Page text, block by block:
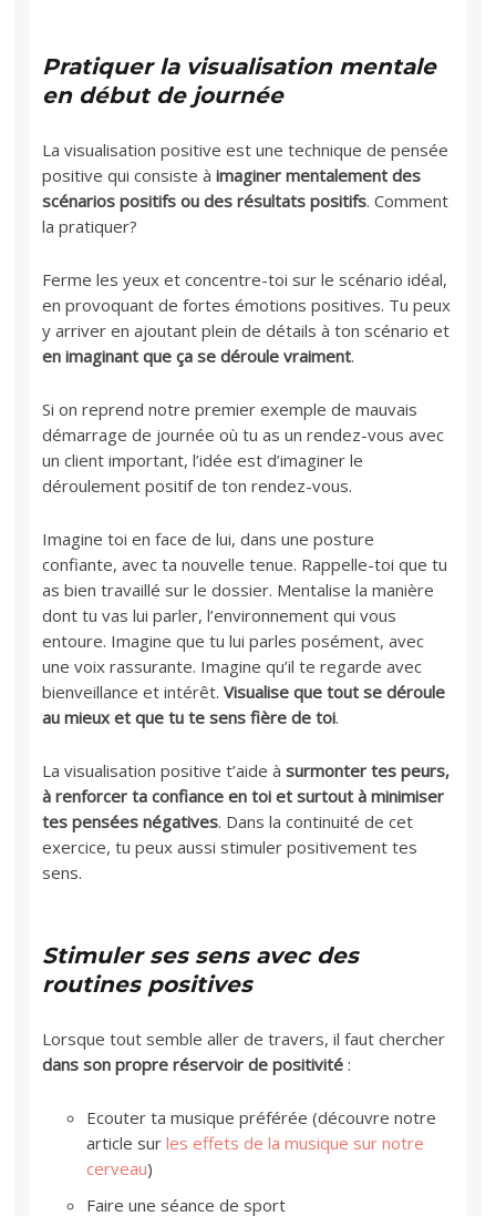
Pratiquer la visualisation mentale
en début de journée
La visualisation positive est une technique de pensée
positive qui consiste àimaginer mentalement des
scénarios positifs ou des résultats positifs. Comment
la pratiquer?
Ferme les yeux et concentre-toi sur le scénario idéal,
en provoquant de fortes émotions positives. Tu peux
y arriver en ajoutant plein de détails à ton scénario et
en imaginant que ça se déroule vraiment.
Si on reprend notre premier exemple de mauvais
démarrage de journée où tu as un rendez-vous avec
un client important, l’idée est d’imaginer le
déroulement positif de ton rendez-vous.
Imagine toi en face de lui, dans une posture
confiante, avec ta nouvelle tenue. Rappelle-toi que tu
as bien travaillé sur le dossier. Mentalise la manière
dont tu vas lui parler, l’environnement qui vous
entoure. Imagine que tu lui parles posément, avec
une voix rassurante. Imagine qu’il te regarde avec
bienveillance et intérêt.Visualise que tout se déroule
au mieux et que tu te sens fière de toi.
La visualisation positive t’aide àsurmonter tes peurs,
à renforcer ta confiance en toi et surtout à minimiser
tes pensées négatives. Dans la continuité de cet
exercice, tu peux aussi stimuler positivement tes
sens.
Stimuler ses sens avec des
routines positives
Lorsque tout semble aller de travers, il faut chercher
dans son propre réservoir de positivité :
Ecouter ta musique préférée (découvre notre
article surles effets de la musique sur notre
cerveau)
Faire une séance de sport